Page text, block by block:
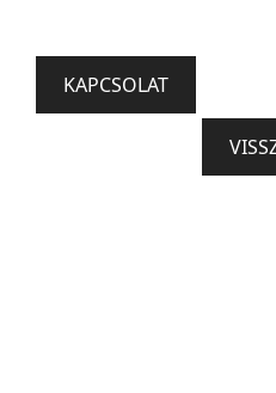
KAPCSOLAT